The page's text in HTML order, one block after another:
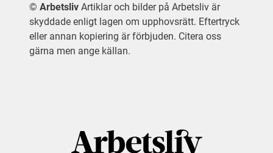
© Arbetsliv Artiklar och bilder på Arbetsliv är
skyddade enligt lagen om upphovsrätt. Eftertryck
eller annan kopiering är förbjuden. Citera oss
gärna men ange källan.